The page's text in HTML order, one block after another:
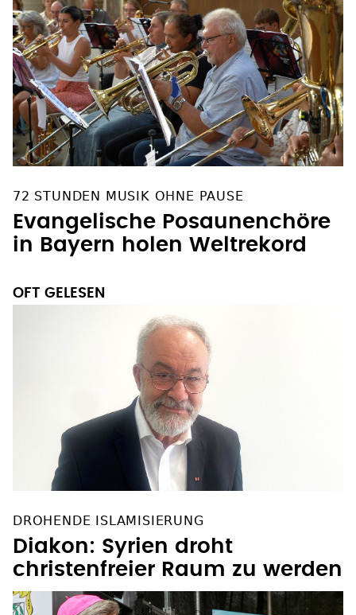
72 STUNDEN MUSIK OHNE PAUSE
Evangelische Posaunenchöre
in Bayern holen Weltrekord
OFT GELESEN
DROHENDE ISLAMISIERUNG
Diakon: Syrien droht
christenfreier Raum zu werden